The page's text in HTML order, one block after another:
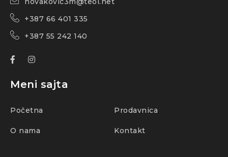
+387 66 401 335
+387 55 242 140
Meni sajta
Početna Prodavnica
O nama Kontakt